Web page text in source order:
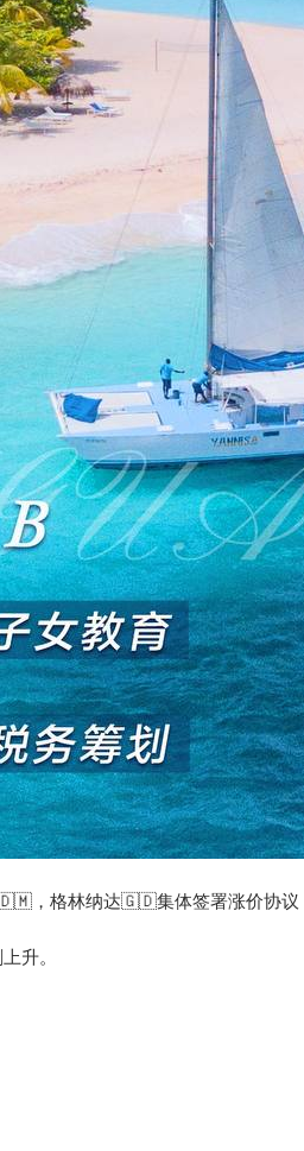
，格林纳达🇬🇩集体签署涨价协议
升。